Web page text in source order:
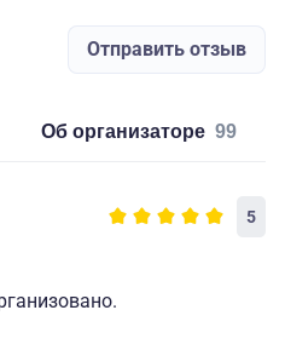
Отправить отзыв
об организаторе 99
5